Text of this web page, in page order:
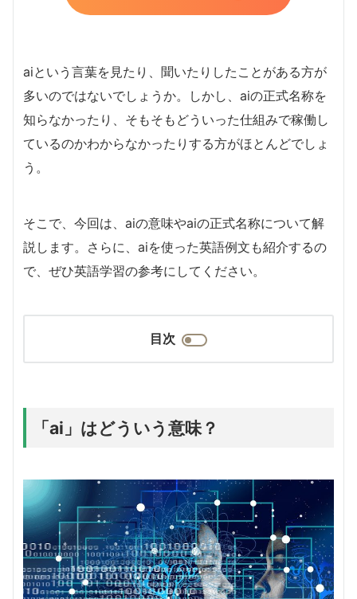
aiという言葉を見たり、聞いたりしたことがある方が
多いのではないでしょうか。しかし、aiの正式名称を
知らなかったり、そもそもどういった仕組みで稼働し
ているのかわからなかったりする方がほとんどでしょ
う。
そこで、今回は、aiの意味やaiの正式名称について解
説します。さらに、aiを使った英語例文も紹介するの
で、ぜひ英語学習の参考にしてください。
目次
「ai」はどういう意味？